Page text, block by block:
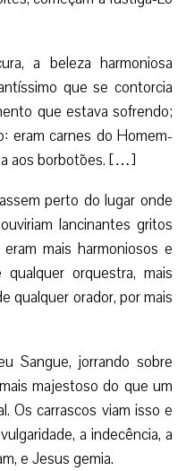
a beleza harmoniosa
que se contorcia
que estava sofrendo;
eram carnes do Homem-
aos borbotões. […]
perto do lugar onde
lancinantes gritos
mais harmoniosos e
orquestra, mais
qualquer orador, por mais
Sangue, jorrando sobre
majestoso do que um
Os carrascos viam isso e
a indecência, a
e Jesus gemia.